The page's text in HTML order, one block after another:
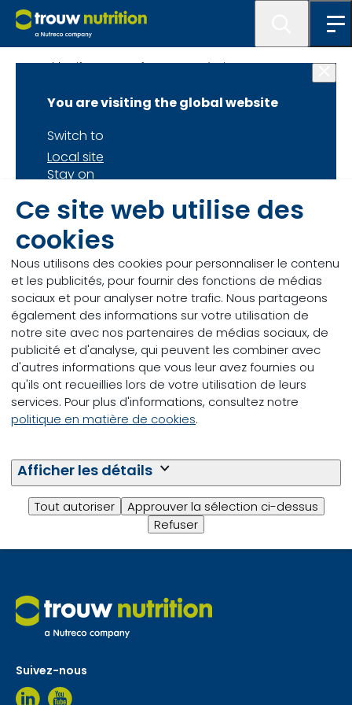
Ce site web utilise des
cookies
Nous utilisons des cookies pour personnaliser le contenu
et les publicités, pour fournir des fonctions de médias
sociaux et pour analyser notre trafic. Nous partageons
également des informations sur votre utilisation de
notre site avec nos partenaires de médias sociaux, de
publicité et d'analyse, qui peuvent les combiner avec
d'autres informations que vous leur avez fournies ou
qu'ils ont recueillies lors de votre utilisation de leurs
services. Pour plus d'informations, consultez notre
politique en matière de cookies.
Afficher les détails
Tout autoriser
Approuver la sélection ci-dessus
Refuser
You are visiting the global website
Switch to
Local site
Stay on
Global site
HealthyLife : Des performances à vie
Composition des
fourrages d’herbe
et de maïs 2021
Fourrage d’herbe
Le printemps a été humide et froid. De nombreux
agriculteurs ont donc fauché leurs champs
tardivement. Résultat : certains paramètres des
fourrages d’herbe diffèrent significativement de
ceux des quatre années précédentes (2017-2020).
Contactez-nous.
Envoyez-nous un message
Suivez-nous